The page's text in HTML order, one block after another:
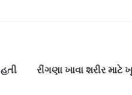
રીંગણા ખાવા શરીર